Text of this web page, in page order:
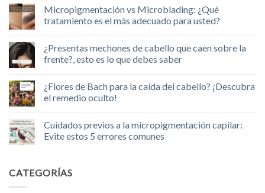
comentarios
en
¿Cuál
mejor
fibra
capilar?
y
con
volumen
Micropigmentación vs Microblading: ¿Qué
tratamiento es el más adecuado para usted?
comentarios
en
Micropigmentación
¿Qué
tratamiento
es
adecuado
para
usted?
¿Presentas mechones de cabello que caen sobre la
frente?, esto es lo que debes saber
comentarios
en
¿Presentas
cabello
que
caen
esto
es
¿Flores de Bach para la caída del cabello? ¡Descubra
el remedio oculto!
comentarios
en
¿Flores
la
caída
Cuidados previos a la micropigmentación capilar:
Evite estos 5 errores comunes
en
Cuidados
CATEGORÍAS